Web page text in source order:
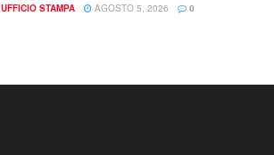
UFFICIO STAMPA AGOSTO 5, 2026 0